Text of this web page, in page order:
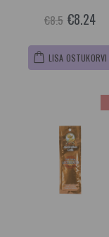
€8.5 €8.24
LISA OSTUKORVI